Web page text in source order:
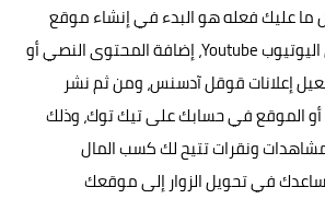
ما عليك فعله هو البدء في إنشاء موقع
إلكتروني أو قناة على اليوتيوب Youtube، إضافة المحتوى النصي أو
إعلانات قوقل آدسنس، ومن ثم نشر
أو الموقع في حسابك على تيك توك، وذلك
ونقرات تتيح لك كسب المال
في تحويل الزوار إلى موقعك